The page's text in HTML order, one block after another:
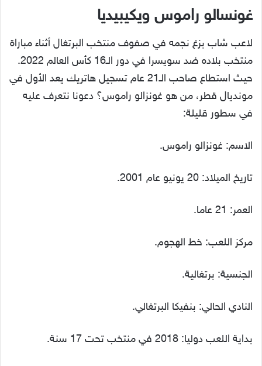
غونسالو راموس ويكيبيديا
لاعب شاب بزغ نجمه في صفوف منتخب البرتغال أثناء مباراة
منتخب بلاده ضد سويسرا في دور الـ16 كأس العالم 2022.
حيث استطاع صاحب الـ21 عام تسجيل هاتريك يعد الأول في
مونديال قطر، من هو غونزالو راموس؟ دعونا نتعرف عليه
في سطور قليلة:
الاسم: غونزالو راموس.
تاريخ الميلاد: 20 يونيو عام 2001.
العمر: 21 عاما.
مركز اللعب: خط الهجوم.
الجنسية: برتغالية.
النادي الحالي: بنفيكا البرتغالي.
بداية اللعب دوليا: 2018 في منتخب تحت 17 سنة.